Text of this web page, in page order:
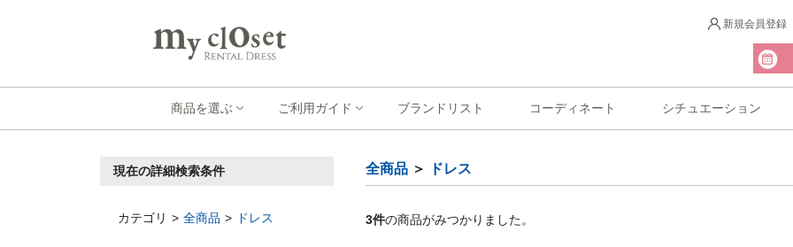
新規会員登録
商品を選ぶ ご利用ガイド ブランドリスト コーディネート シチュエーション
現在の詳細検索条件
カテゴリ 全商品 ドレス
全商品 ＞ ドレス
3件の商品がみつかりました。